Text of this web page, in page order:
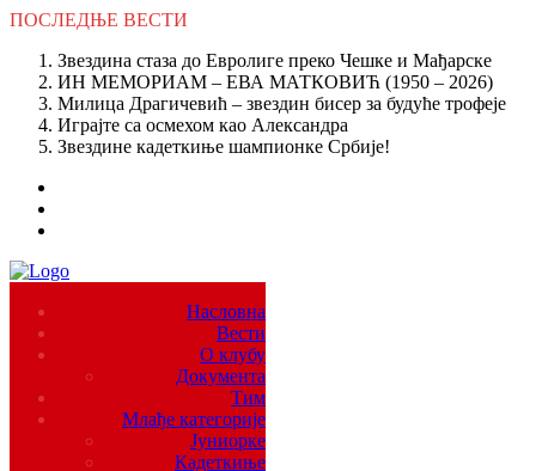
ПОСЛЕДЊЕ ВЕСТИ
Звездина стаза до Евролиге преко Чешке и Мађарске
ИН МЕМОРИАМ – ЕВА МАТКОВИЋ (1950 – 2026)
Милица Драгичевић – звездин бисер за будуће трофеје
Играјте са осмехом као Александра
Звездине кадеткиње шампионке Србије!
Насловна
Вести
О клубу
Документа
Тим
Млађе категорије
Јуниорке
Кадеткиње